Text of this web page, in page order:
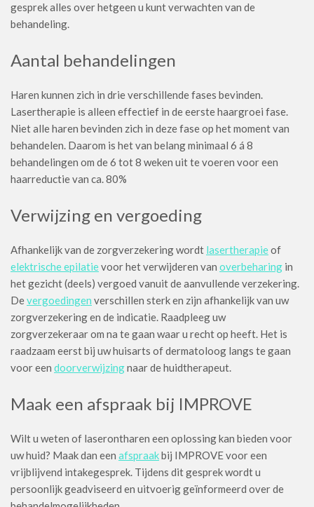
gesprek alles over hetgeen u kunt verwachten van de
behandeling.
Aantal behandelingen
Haren kunnen zich in drie verschillende fases bevinden.
Lasertherapie is alleen effectief in de eerste haargroei fase.
Niet alle haren bevinden zich in deze fase op het moment van
behandelen. Daarom is het van belang minimaal 6 á 8
behandelingen om de 6 tot 8 weken uit te voeren voor een
haarreductie van ca. 80%
Verwijzing en vergoeding
Afhankelijk van de zorgverzekering wordt lasertherapieof
elektrische epilatievoor het verwijderen van overbeharing in
het gezicht (deels) vergoed vanuit de aanvullende verzekering.
Devergoedingen verschillen sterk en zijn afhankelijk van uw
zorgverzekering en de indicatie. Raadpleeg uw
zorgverzekeraar om na te gaan waar u recht op heeft. Het is
raadzaam eerst bij uw huisarts of dermatoloog langs te gaan
voor een doorverwijzingnaar de huidtherapeut.
Maak een afspraak bij IMPROVE
Wilt u weten of laserontharen een oplossing kan bieden voor
uw huid? Maak dan een afspraakbij IMPROVE voor een
vrijblijvend intakegesprek. Tijdens dit gesprek wordt u
persoonlijk geadviseerd en uitvoerig geïnformeerd over de